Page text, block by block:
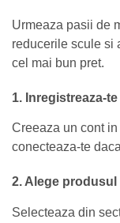
Urmeaza pasii de
reducerile scule si
cel mai bun pret.
1. Inregistreaza-
Creeaza un cont
conecteaza-te
2. Alege
Selecteaza din